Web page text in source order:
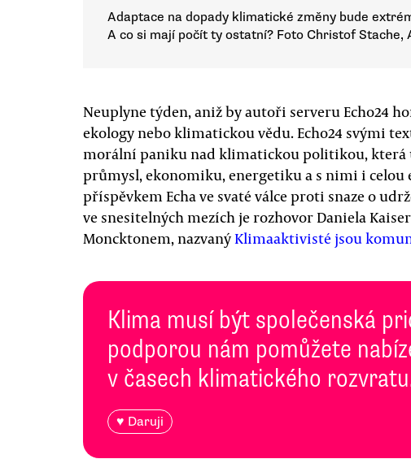
Adaptace na dopady klimatické změny bude
A co si mají počít ty ostatní? Foto Christof Stache,
Neuplyne týden, aniž by autoři serveru Echo24
ekology nebo klimatickou vědu. Echo24 svými
morální paniku nad klimatickou politikou, která
průmysl, ekonomiku, energetiku a s nimi i
příspěvkem Echa ve svaté válce proti snaze o
ve snesitelných mezích je rozhovor Daniela
Moncktonem, nazvanýKlimaaktivisté jsou
Klima musí být společenská
podporou nám pomůžete
v časech klimatického
♥ Daruji